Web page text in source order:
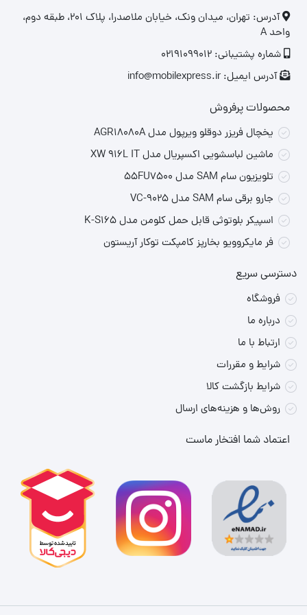
‎آدرس: تهران، میدان ونک، خیابان ملاصدرا، پلاک ۲۰۱، طبقه دوم،
واحد A
شماره پشتیبانی: 02191099012
آدرس ایمیل: info@mobilexpress.ir
محصولات پرفروش
یخچال فریزر دوقلو ویرپول مدل AGR18080A
ماشین لباسشویی اکسپریال مدل XW 916L IT
تلویزیون سام SAM مدل 55FU7500
جارو برقی سام SAM مدل VC-9025
اسپیکر بلوتوثی قابل حمل کلومن مدل K-S165
فر مایکروویو بخارپز کامپکت توکار آریستون
دسترسی سریع
فروشگاه
درباره ما
ارتباط با ما
شرایط و مقررات
شرایط بازگشت کالا
روش‌ها و هزینه‌های ارسال
اعتماد شما افتخار ماست